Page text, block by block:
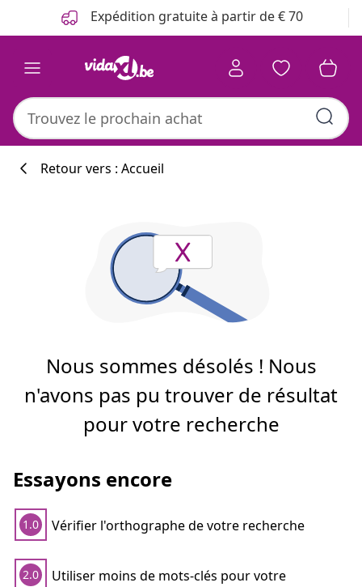
Expédition gratuite à partir de € 70
Retour vers : Accueil
Nous sommes désolés ! Nous
n'avons pas pu trouver de résultat
pour votre recherche
Essayons encore
1.0 Vérifier l'orthographe de votre recherche
2.0
Utiliser moins de mots-clés pour votre